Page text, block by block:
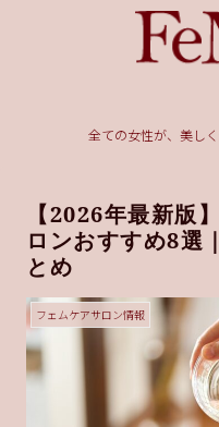
全ての女性が、美し
【2026年最新版
ロンおすすめ8選
とめ
フェムケアサロン情報